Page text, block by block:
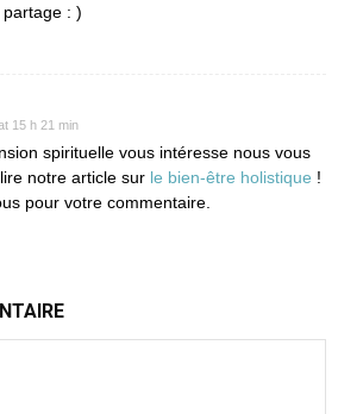
: )
15 h 21 min
spirituelle vous intéresse nous vous
notre article sur le bien-être holistique !
pour votre commentaire.